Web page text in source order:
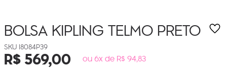
BOLSA KIPLING TELMOPRETO
I8084P39
R$569,00 ou 6x de R$ 94,83